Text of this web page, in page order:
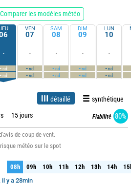
Comparer les modèles météo
-
-nd
-nd
VEN
07
-
-nd
-nd
SAM
08
-
-nd
-nd
DIM
09
-
-nd
-nd
LUN
10
-
-nd
-nd
détaillé synthétique
15 jours Fiabilité 80%
de coup de vent.
météo sur le spot
y a 28min
08h 09h 10h 11h 12h 13h 14h
08h 09h 10h 11h 12h 13h 14h